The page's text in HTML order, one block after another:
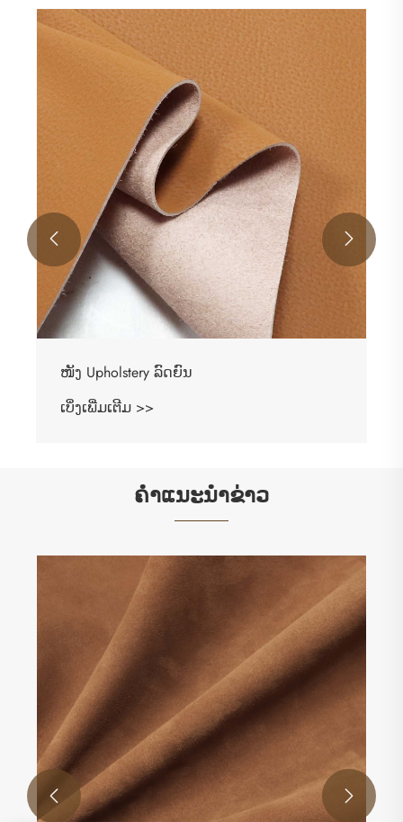
ຫນັງສໍາລັບບ່ອນນັ່ງໃນລົດ ແລະຫນັງ microfiber
ສໍາລັບພາຍໃນລົດຍົນ
ເບິ່ງເພີ່ມເຕີມ >>
 
ຄໍາແນະນໍາຂ່າວ
ເປັນຫຍັງຫນັງ Upholstery ລົດຍົນຈາກ ZHIGAO
ຖືວ່າເປັນທາງເລືອກທີ່ດີທີ່ສຸດສໍາລັບການຕົກແຕ່ງ
ພາຍໃນລົດ
ເບິ່ງເພີ່ມເຕີມ >>
 